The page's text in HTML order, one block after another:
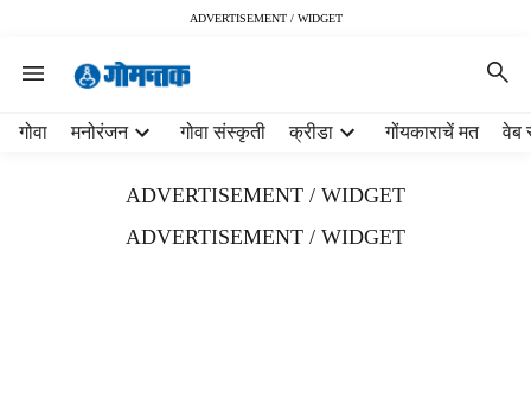
ADVERTISEMENT / WIDGET
गोवा मनोरंजन गोवा संस्कृती क्रीडा गोंयकाराचें मत वेब
ADVERTISEMENT / WIDGET
ADVERTISEMENT / WIDGET